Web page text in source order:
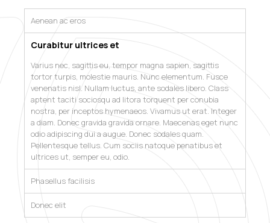
Aenean ac eros
Curabitur ultrices et
Varius nec, sagittis eu, tempor magna sapien, sagittis
tortor turpis, molestie mauris. Nunc elementum. Fusce
venenatis nisl. Nullam luctus, ante sodales libero. Class
aptent taciti sociosqu ad litora torquent per conubia
nostra, per inceptos hymenaeos. Vivamus ut erat. Integer
a diam. Donec gravida gravida ornare. Maecenas eget nunc
odio adipiscing dui a augue. Donec sodales quam.
Pellentesque tellus. Cum sociis natoque penatibus et
ultrices ut, semper eu, odio.
Phasellus facilisis
Donec elit